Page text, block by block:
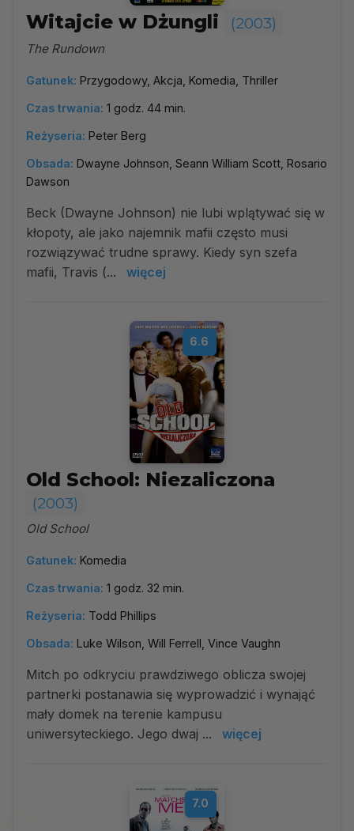
Witajcie w Dżungli (2003)
The Rundown
Gatunek: Przygodowy, Akcja, Komedia, Thriller
Czas trwania: 1 godz. 44 min.
Reżyseria: Peter Berg
Obsada: Dwayne Johnson, Seann William Scott, Rosario
Dawson
Beck (Dwayne Johnson) nie lubi wplątywać się w
kłopoty, ale jako najemnik mafii często musi
rozwiązywać trudne sprawy. Kiedy syn szefa
mafii, Travis (...
więcej
6.6
Old School: Niezaliczona
(2003)
Old School
Gatunek: Komedia
Czas trwania: 1 godz. 32 min.
Reżyseria: Todd Phillips
Obsada: Luke Wilson, Will Ferrell, Vince Vaughn
Mitch po odkryciu prawdziwego oblicza swojej
partnerki postanawia się wyprowadzić i wynająć
mały domek na terenie kampusu
uniwersyteckiego. Jego dwaj ...
więcej
7.0